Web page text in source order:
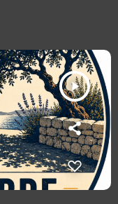
play_arrow